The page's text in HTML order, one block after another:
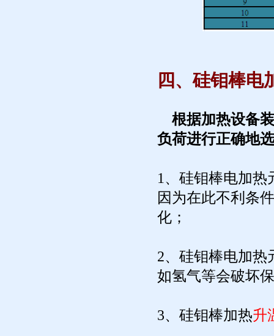
四、硅钼棒电
根据加热设备
负荷进行正确地
1、硅钼棒电加热
因为在此不利条
化；
2、硅钼棒电加热
如氢气等会破坏
3、硅钼棒加热升